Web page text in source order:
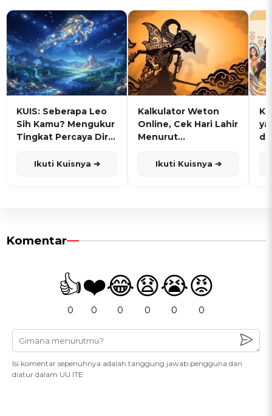
KUIS: Seberapa Leo
Sih Kamu? Mengukur
Tingkat Percaya Diri
Ikuti Kuisnya ➔
Kalkulator Weton
Online, Cek Hari Lahir
Menurut
Ikuti Kuisnya ➔
Komentar
👍
0
❤️
0
😂
0
😧
0
😭
0
😡
0
Isi komentar sepenuhnya adalah tanggung jawab pengguna dan
diatur dalam UU ITE